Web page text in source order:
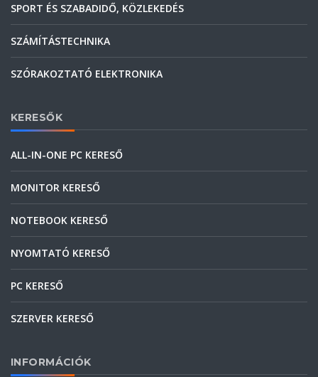
SPORT ÉS SZABADIDŐ, KÖZLEKEDÉS
SZÁMÍTÁSTECHNIKA
SZÓRAKOZTATÓ ELEKTRONIKA
KERESŐK
ALL-IN-ONE PC KERESŐ
MONITOR KERESŐ
NOTEBOOK KERESŐ
NYOMTATÓ KERESŐ
PC KERESŐ
SZERVER KERESŐ
INFORMÁCIÓK